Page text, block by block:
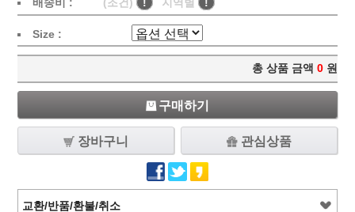
Size :
총 상품 금액 0 원
구매하기
장바구니 관심상품
교환/반품/환불/취소